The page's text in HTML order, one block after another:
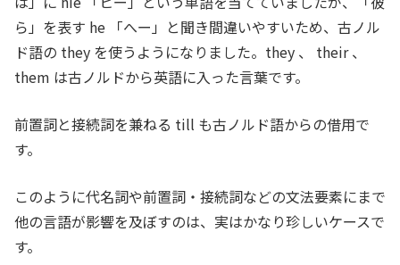
ら」を表す he 「へー」と聞き間違いやすいため、古ノル
ド語の they を使うようになりました。they 、 their 、
them は古ノルドから英語に入った言葉です。
前置詞と接続詞を兼ねる till も古ノルド語からの借用で
す。
このように代名詞や前置詞・接続詞などの文法要素にまで
他の言語が影響を及ぼすのは、実はかなり珍しいケースで
す。